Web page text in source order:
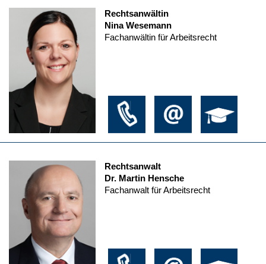
Rechtsanwältin
Nina Wesemann
Fachanwältin für Arbeitsrecht
Rechtsanwalt
Dr. Martin Hensche
Fachanwalt für Arbeitsrecht